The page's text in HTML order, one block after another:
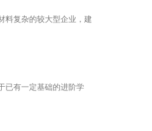
料复杂的较大型企业，建
已有一定基础的进阶学